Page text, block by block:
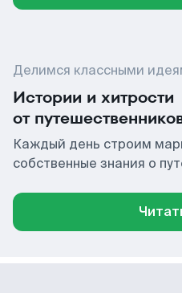
Делимся классными
Истории и хитрости
от
Каждый день строим
собственные знания о